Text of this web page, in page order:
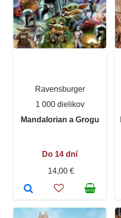
Ravensburger
1 000 dielikov
Mandalorian a Grogu
Do 14 dní
14,00 €